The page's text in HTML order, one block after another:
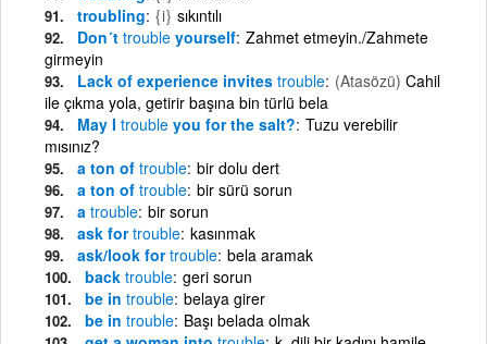
troubling {i} sıkıntılı
Don´t trouble yourself Zahmet etmeyin./Zahmete
girmeyin
Lack of experience invites trouble (Atasözü) Cahil
ile çıkma yola, getirir başına bin türlü bela
May I trouble you for the salt? Tuzu verebilir
mısınız?
a ton of trouble bir dolu dert
a ton of trouble bir sürü sorun
a trouble bir sorun
ask fortrouble kasınmak
ask/look fortrouble bela aramak
back trouble geri sorun
be in trouble belaya girer
be in trouble Başı belada olmak